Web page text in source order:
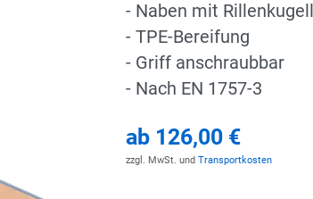
- Naben mit
- TPE-Bereifung
- Griff anschraubbar
- Nach EN 1757-3
ab 126,00 €
zzgl. MwSt. und Transportkosten